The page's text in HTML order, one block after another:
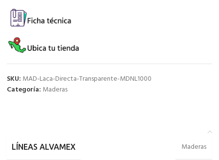
SKU: MAD-Laca-Directa-Transparente-MDNL1000
Categoría: Maderas
LÍNEAS ALVAMEX Maderas